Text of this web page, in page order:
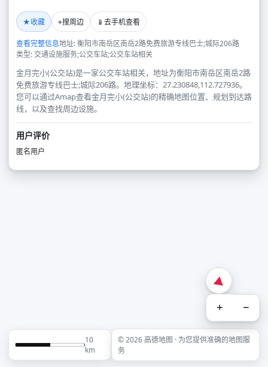
★收藏 ⌖搜周边 📱 去手机查看
查看完整信息地址: 衡阳市南岳区南岳2路免费旅游专线巴士;城际206路
类型: 交通设施服务;公交车站;公交车站相关
金月完小(公交站)是一家公交车站相关，地址为衡阳市南岳区南岳2路
免费旅游专线巴士;城际206路。地理坐标：27.230848,112.727936。
您可以通过Amap查看金月完小(公交站)的精确地图位置、规划到达路
线，以及查找周边设施。
用户评价
匿名用户
+ −
10
km
© 2026 高德地图 · 为您提供准确的地图服
务